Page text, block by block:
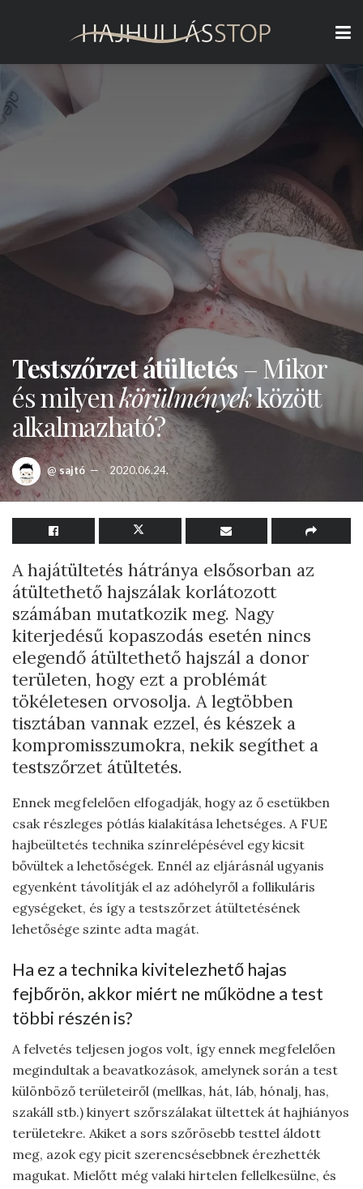
Testszőrzet átültetés – Mikor
és milyenkörülményekközött
alkalmazható?
@ sajtó 2020.06.24.
A hajátültetés hátránya elsősorban az
átültethető hajszálak korlátozott
számában mutatkozik meg. Nagy
kiterjedésű kopaszodás esetén nincs
elegendő átültethető hajszál a donor
területen, hogy ezt a problémát
tökéletesen orvosolja. A legtöbben
tisztában vannak ezzel, és készek a
kompromisszumokra, nekik segíthet a
testszőrzet átültetés.
Ennek megfelelően elfogadják, hogy az ő esetükben
csak részleges pótlás kialakítása lehetséges. A FUE
hajbeültetés technika színrelépésével egy kicsit
bővültek a lehetőségek. Ennél az eljárásnál ugyanis
egyenként távolítják el az adóhelyről a follikuláris
egységeket, és így a testszőrzet átültetésének
lehetősége szinte adta magát.
Ha ez a technika kivitelezhető hajas
fejbőrön, akkor miért ne működne a test
többi részén is?
A felvetés teljesen jogos volt, így ennek megfelelően
megindultak a beavatkozások, amelynek során a test
különböző területeiről (mellkas, hát, láb, hónalj, has,
szakáll stb.) kinyert szőrszálakat ültettek át hajhiányos
területekre. Akiket a sors szőrösebb testtel áldott
meg, azok egy picit szerencsésebbnek érezhették
magukat. Mielőtt még valaki hirtelen fellelkesülne, és